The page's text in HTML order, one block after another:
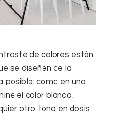
de colores están
se diseñen de la
posible: como en una
el color blanco,
otro tono en dosis